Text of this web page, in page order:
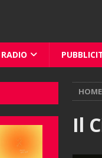
RADIO
HOME
Il